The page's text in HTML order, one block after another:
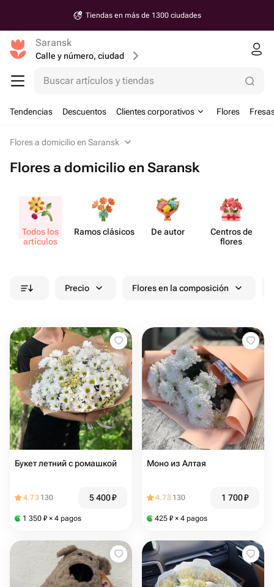
Tiendas en más de 1300 ciudades
Saransk
Calle y número, ciudad
Buscar artículos y tiendas
Tendencias Descuentos Clientes corporativos Flores
Flores a domicilio en Saransk
Flores a domicilio en Saransk
Todos los
artículos
Ramos clásicos De autor
Centros de
flores
Precio Flores en la composición
Букет летний с ромашкой
4.73 130 5 400₽
1 350 ₽ × 4 pagos
Моно из Алтая
4.73 130 1 700₽
425 ₽ × 4 pagos